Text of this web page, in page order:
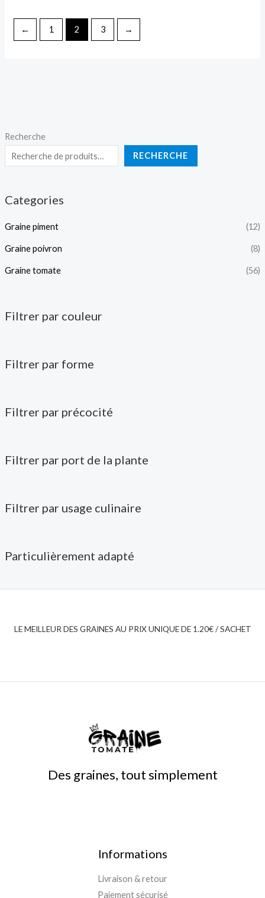
Recherche
RECHERCHE
Categories
Graine piment (12)
Graine poivron (8)
Graine tomate (56)
Filtrer par couleur
Filtrer par forme
Filtrer par précocité
Filtrer par port de la plante
Filtrer par usage culinaire
Particulièrement adapté
← 1 2 3 →
LE MEILLEUR DES GRAINES AU PRIX UNIQUE DE 1.20€ / SACHET
Des graines, tout simplement
Informations
Livraison & retour
Paiement sécurisé